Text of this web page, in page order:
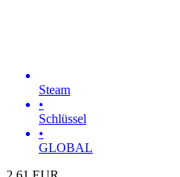
Steam
•
Schlüssel
•
GLOBAL